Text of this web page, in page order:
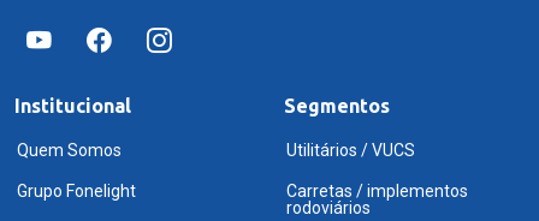
Institucional
Quem Somos
Grupo Fonelight
Segmentos
Utilitários / VUCS
Carretas / implementos
rodoviários